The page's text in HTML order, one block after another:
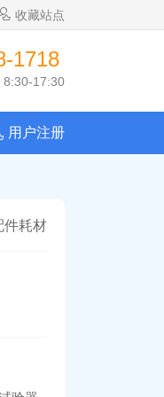
收藏站点
1718
8:30-17:30
用户注册
件耗材